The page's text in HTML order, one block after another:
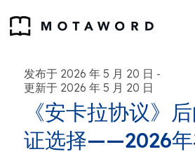
发布于 2026 年 5 月 20 日 -
更新于 2026 年 5 月 20 日
《安卡拉协议》
证选择——2026年